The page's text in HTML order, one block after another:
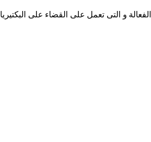
و التى تعمل على القضاء على البكتيريا